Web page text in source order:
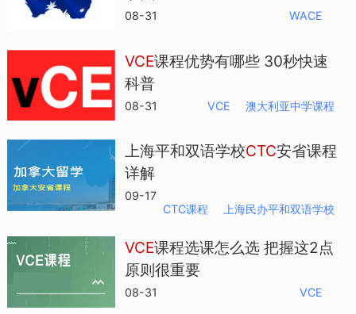
08-31 WACE
VCE课程优势有哪些 30秒快速
科普
08-31 VCE 澳大利亚中学课程
上海平和双语学校CTC安省课程
详解
09-17
CTC课程
上海民办平和双语学校
VCE课程选课怎么选 把握这2点
原则很重要
08-31 VCE